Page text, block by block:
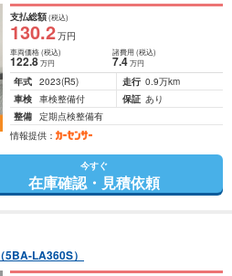
支払総額(税込)
130.2万円
車両価格(税込)
122.8万円
諸費用 (税込)
7.4 万円
年式 2023(R5) 走行 0.9万km
車検 車検整備付 保証 あり
整備 定期点検整備有
情報提供：
今すぐ
在庫確認・見積依頼
（5BA-LA360S）